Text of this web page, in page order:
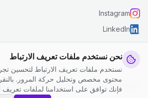
نحن نستخدم ملفات تعريف الارتباط
نستخدم ملفات تعريف الارتباط لتحسين
محتوى مخصص وتحليل حركة المرور.
فإنك توافق على استخدامنا لملفات تعريف
Instagram
LinkedIn
© 2026 جست كلين. جميع الحقوق محفوظة.
الشروط | إعدادات ملفات تعريف الارتباط